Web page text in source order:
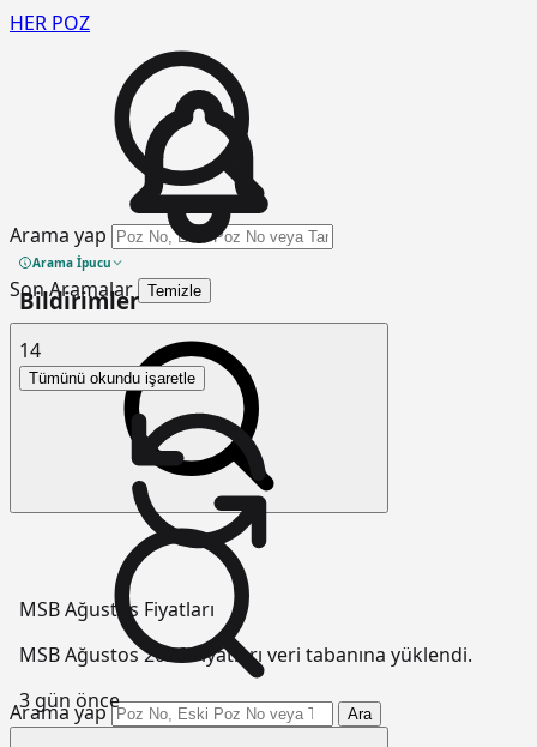
HER POZ
Arama yap
Arama İpucu
Son Aramalar Temizle
Arama yap Ara
Bildirimler
14
Tümünü okundu işaretle
MSB Ağustos Fiyatları
MSB Ağustos 2026 Fiyatları veri tabanına yüklendi.
3 gün önce